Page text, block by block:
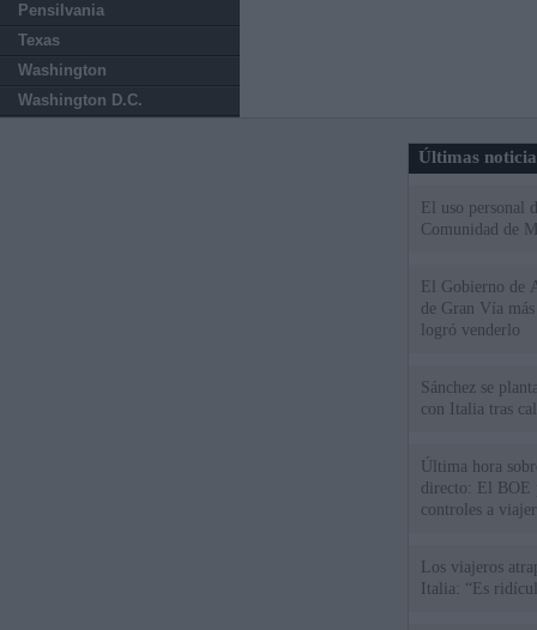
Pensilvania
Texas
Washington
Washington D.C.
Últimas
El uso personal
Comunidad de
El Gobierno de
de Gran Vía
logró venderlo
Sánchez se
con Italia tras
Última hora
directo: El BOE
controles a
Los viajeros
Italia: “Es